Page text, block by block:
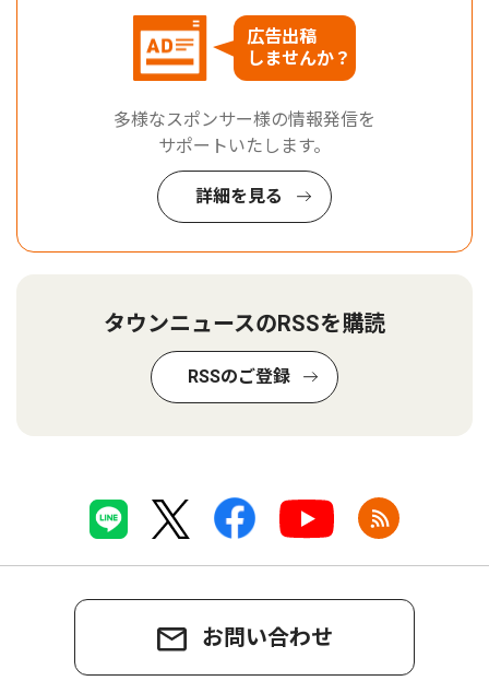
広告出稿
しませんか？
多様なスポンサー様の情報発信を
サポートいたします。
詳細を見る
タウンニュースのRSSを購読
RSSのご登録
お問い合わせ